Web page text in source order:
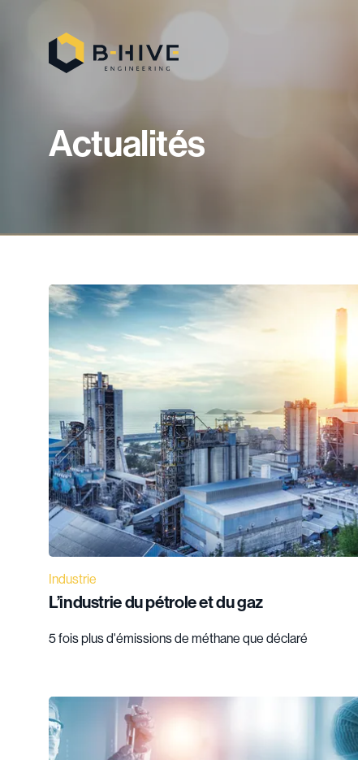
Actualités
Industrie
L’industrie du pétrole et du gaz
5 fois plus d'émissions de méthane que déclaré